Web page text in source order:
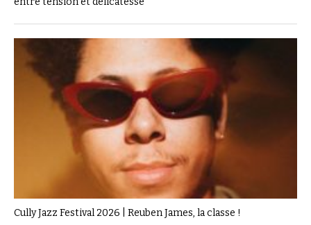
Cully Jazz Festival 2026 | Reuben James, la classe !